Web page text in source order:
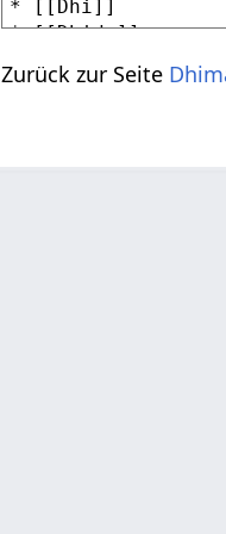
Zurück zur Seite